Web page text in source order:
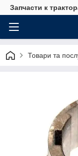
Запчасти к
Товари та